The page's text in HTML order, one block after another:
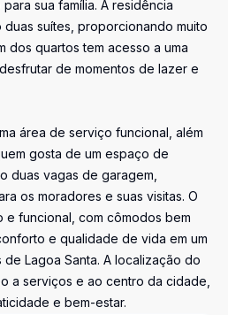
sua família. A residência
suítes, proporcionando muito
dos quartos tem acesso a uma
de momentos de lazer e
área de serviço funcional, além
gosta de um espaço de
duas vagas de garagem,
os moradores e suas visitas. O
e funcional, com cômodos bem
e qualidade de vida em um
Lagoa Santa. A localização do
a serviços e ao centro da cidade,
e bem-estar.